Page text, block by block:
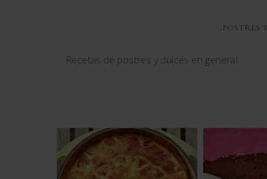
POSTRES
Recetas de postres y dulces en general